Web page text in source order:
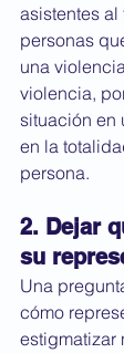
asistentes
personas
una
violencia,
situación en
en la
persona.
2. Dejar
su
Una
cómo
estigmatizar